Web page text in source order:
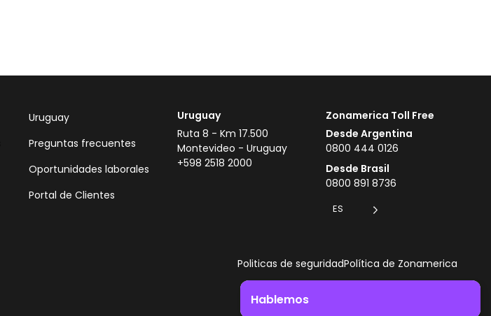
Uruguay
Preguntas frecuentes
Oportunidades laborales
Portal de Clientes
Uruguay
Ruta 8 - Km 17.500
Montevideo - Uruguay
+598 2518 2000
Zonamerica Toll Free
Desde Argentina
0800 444 0126
Desde Brasil
0800 891 8736
ES
Politicas de seguridadPolítica de Zonamerica
Hablemos